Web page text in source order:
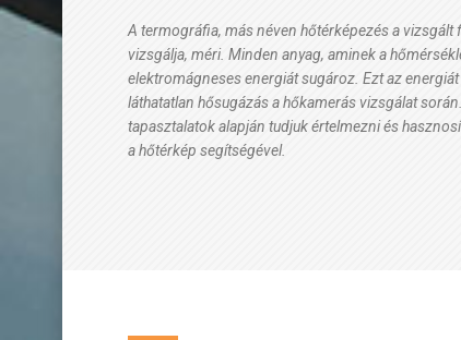
A termográfia, más néven hőtérképezés a
vizsgálja, méri. Minden anyag, aminek a
elektromágneses energiát sugároz. Ezt az
láthatatlan hősugázás a hőkamerás vizsgálat
tapasztalatok alapján tudjuk értelmezni és
a hőtérkép segítségével.